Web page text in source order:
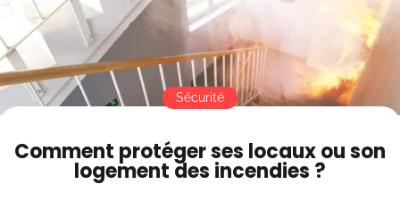
Contact
Mode sombre
Comment protéger ses locaux ou son
logement des incendies ?
Sécurité